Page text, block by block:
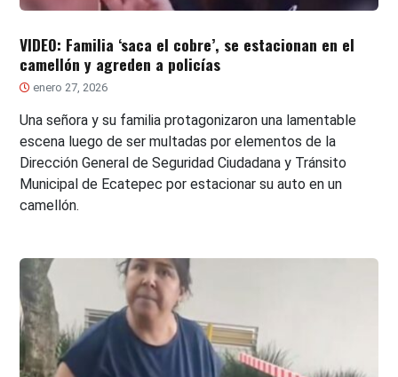
VIDEO: Familia ‘saca el cobre’, se estacionan en el
camellón y agreden a policías
enero 27, 2026
Una señora y su familia protagonizaron una lamentable
escena luego de ser multadas por elementos de la
Dirección General de Seguridad Ciudadana y Tránsito
Municipal de Ecatepec por estacionar su auto en un
camellón.